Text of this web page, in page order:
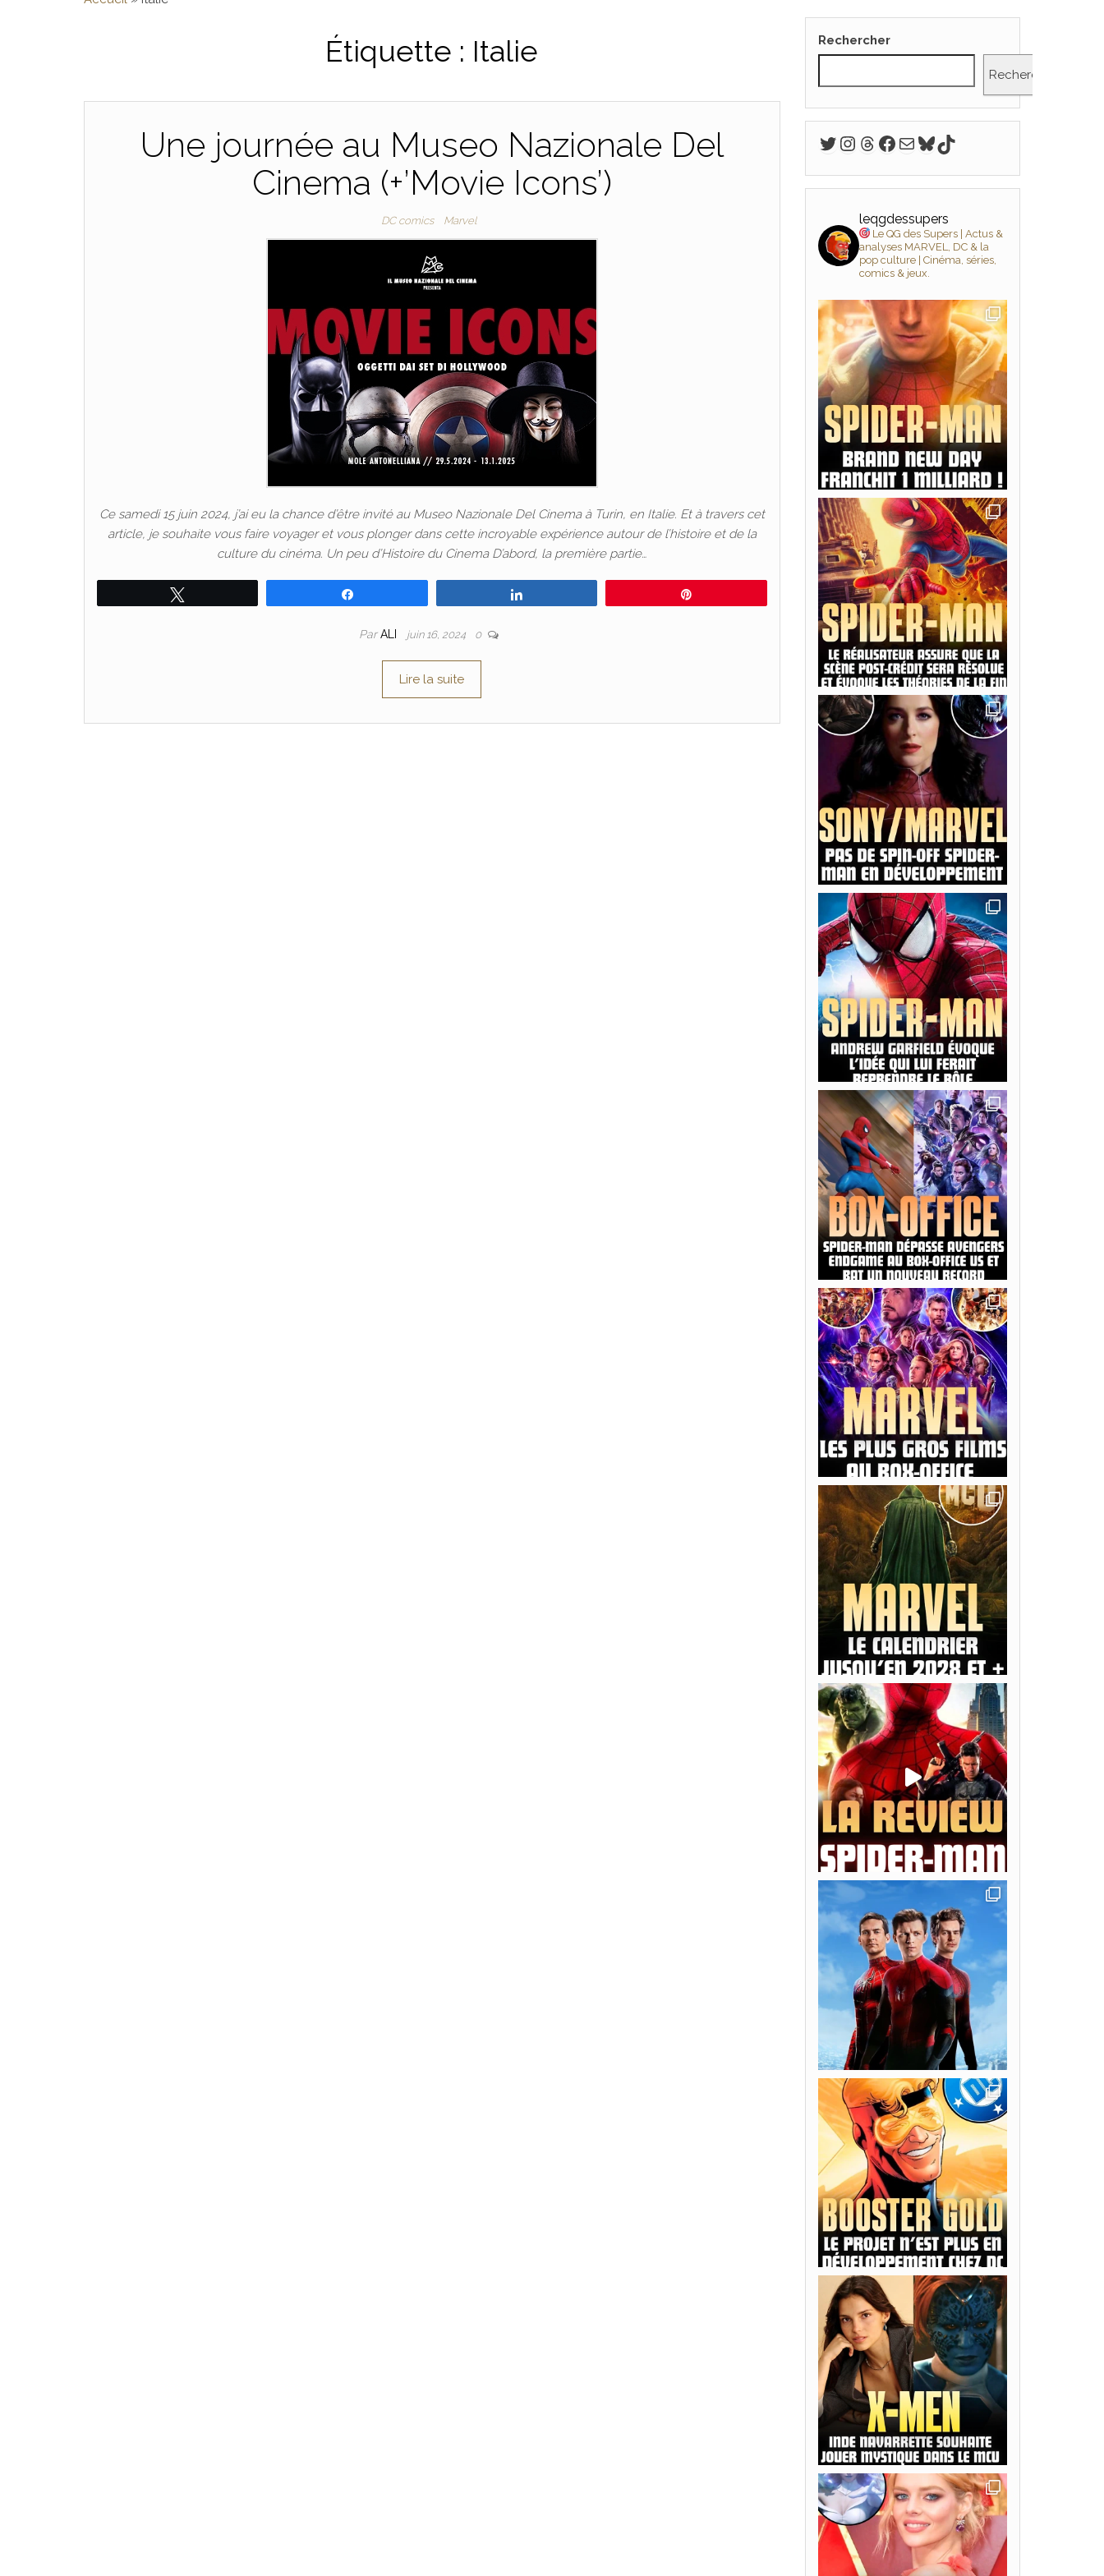
Étiquette : Italie
Une journée au Museo Nazionale Del
Cinema (+’Movie Icons’)
DC comics Marvel
Ce samedi 15 juin 2024, j’ai eu la chance d’être invité au Museo Nazionale Del Cinema à Turin, en Italie. Et à travers cet
article, je souhaite vous faire voyager et vous plonger dans cette incroyable expérience autour de l’histoire et de la
culture du cinéma. Un peu d’Histoire du Cinema D’abord, la première partie…
ParALI juin 16, 2024 0
Lire la suite
Rechercher
Rechercher
Twitter
Instagram
Threads
Facebook
E-mail
Bluesky
TikTok
leqgdessupers
Le QG des Supers | Actus &
analyses MARVEL, DC & la
pop culture | Cinéma, séries,
comics & jeux.